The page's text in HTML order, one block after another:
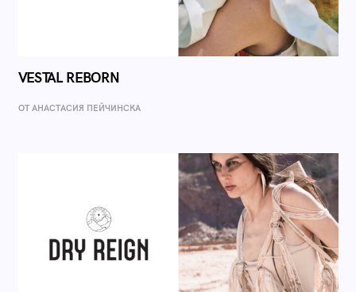
VESTAL REBORN
ОТ AНАСТАСИЯ ПЕЙЧИНСКА